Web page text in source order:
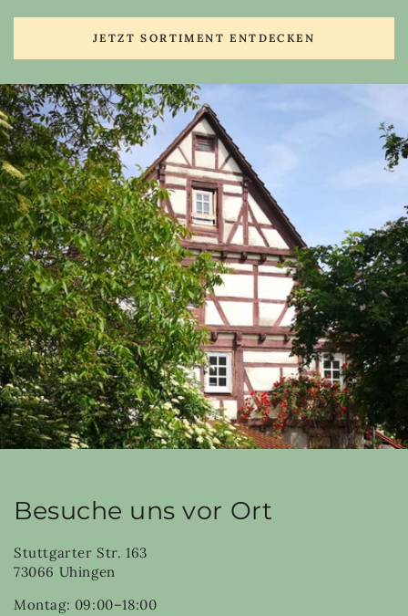
JETZT SORTIMENT ENTDECKEN
Besuche uns vor Ort
Stuttgarter Str. 163
73066 Uhingen
Montag: 09:00–18:00